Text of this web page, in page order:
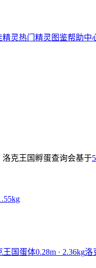
精灵热门精灵图鉴帮助中
洛克王国孵蛋查询会基于
kg
王国蛋体0.28m · 2.36kg洛